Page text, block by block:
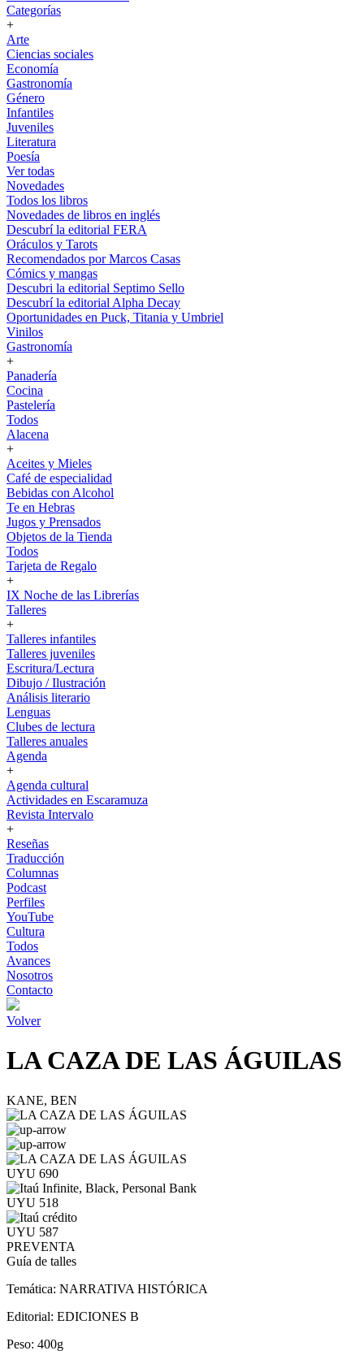
Categorías
+
Arte
Ciencias sociales
Economía
Gastronomía
Género
Infantiles
Juveniles
Literatura
Poesía
Ver todas
Novedades
Todos los libros
Novedades de libros en inglés
Descubrí la editorial FERA
Oráculos y Tarots
Recomendados por Marcos Casas
Cómics y mangas
Descubri la editorial Septimo Sello
Descubrí la editorial Alpha Decay
Oportunidades en Puck, Titania y Umbriel
Vinilos
Gastronomía
+
Panadería
Cocina
Pastelería
Todos
Alacena
+
Aceites y Mieles
Café de especialidad
Bebidas con Alcohol
Te en Hebras
Jugos y Prensados
Objetos de la Tienda
Todos
Tarjeta de Regalo
+
IX Noche de las Librerías
Talleres
+
Talleres infantiles
Talleres juveniles
Escritura/Lectura
Dibujo / Ilustración
Análisis literario
Lenguas
Clubes de lectura
Talleres anuales
Agenda
+
Agenda cultural
Actividades en Escaramuza
Revista Intervalo
+
Reseñas
Traducción
Columnas
Podcast
Perfiles
YouTube
Cultura
Todos
Avances
Nosotros
Contacto
Volver
LA CAZA DE LAS ÁGUILAS
KANE, BEN
UYU 690
UYU 518
UYU 587
PREVENTA
Guía de talles
Temática: NARRATIVA HISTÓRICA
Editorial: EDICIONES B
Peso: 400g